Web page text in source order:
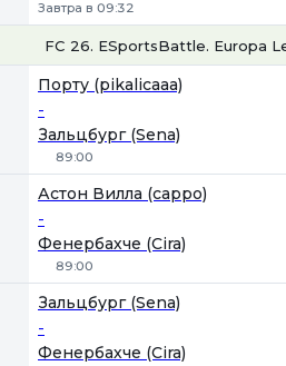
Завтра в 09:32
FC 26. ESportsBattle. Europa
Порту (pikalicaaa)
-
Зальцбург (Sena)
89:00
Астон Вилла (cappo)
-
Фенербахче (Cira)
89:00
Зальцбург (Sena)
-
Фенербахче (Cira)